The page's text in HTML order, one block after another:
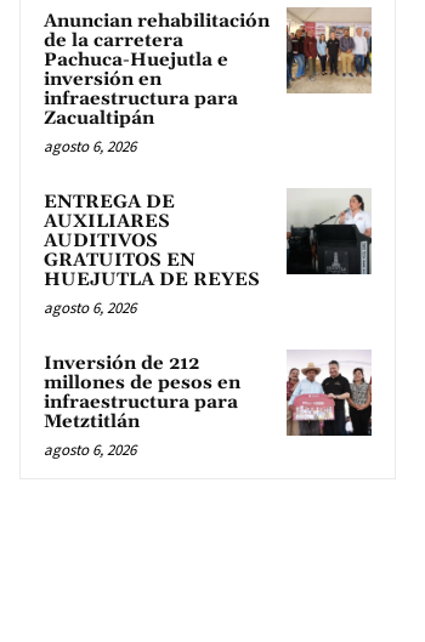
Anuncian rehabilitación
de la carretera
Pachuca-Huejutla e
inversión en
infraestructura para
Zacualtipán
agosto 6, 2026
ENTREGA DE
AUXILIARES
AUDITIVOS
GRATUITOS EN
HUEJUTLA DE REYES
agosto 6, 2026
Inversión de 212
millones de pesos en
infraestructura para
Metztitlán
agosto 6, 2026